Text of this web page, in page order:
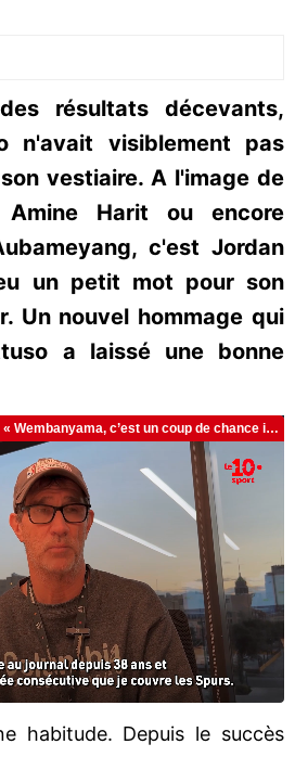
résultats décevants,
n'avait visiblement pas
vestiaire. A l'image de
Amine Harit ou encore
c'est Jordan
un petit mot pour son
Un nouvel hommage qui
a laissé une bonne
habitude. Depuis le succès